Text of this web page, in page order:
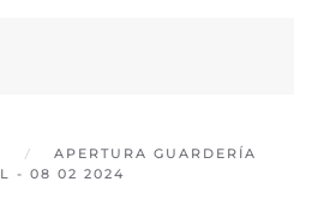
APERTURA GUARDERÍA
- 08 02 2024